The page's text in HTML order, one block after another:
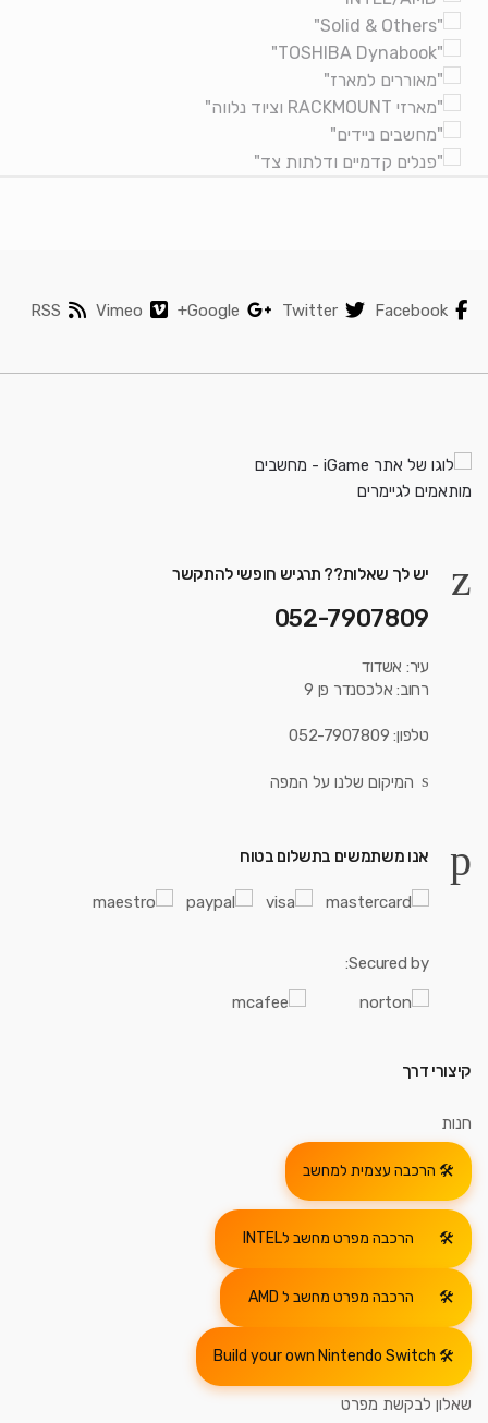
Facebook
Twitter
Google+
Vimeo
RSS
יש לך שאלות?? תרגיש חופשי להתקשר
052-7907809
עיר: אשדוד
רחוב: אלכסנדר פן 9
טלפון: 052-7907809
המיקום שלנו על המפה
אנו משתמשים בתשלום בטוח
Secured by:
קיצורי דרך
חנות
הרכבה עצמית למחשב
הרכבה מפרט מחשב לINTEL
הרכבה מפרט מחשב ל AMD
Build your own Nintendo Switch
שאלון לבקשת מפרט